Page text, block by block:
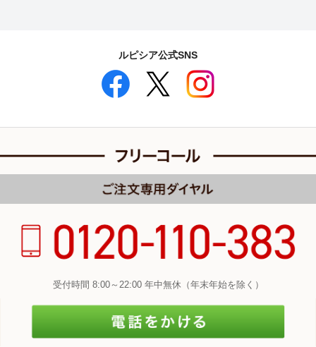
ルピシア公式SNS
受付時間 8:00～22:00 年中無休（年末年始を除く）